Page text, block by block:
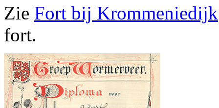
Zie Fort bij Krommeniedijk
fort.